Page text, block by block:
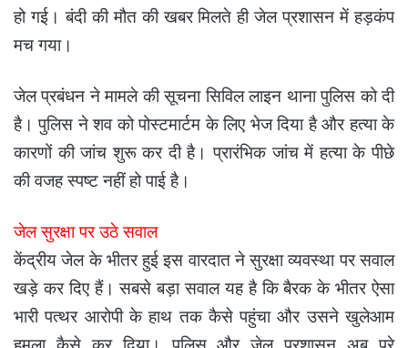
हो गई। बंदी की मौत की खबर मिलते ही जेल प्रशासन में हड़कंप
मच गया।
जेल प्रबंधन ने मामले की सूचना सिविल लाइन थाना पुलिस को दी
है। पुलिस ने शव को पोस्टमार्टम के लिए भेज दिया है और हत्या के
कारणों की जांच शुरू कर दी है। प्रारंभिक जांच में हत्या के पीछे
की वजह स्पष्ट नहीं हो पाई है।
जेल सुरक्षा पर उठे सवाल
केंद्रीय जेल के भीतर हुई इस वारदात ने सुरक्षा व्यवस्था पर सवाल
खड़े कर दिए हैं। सबसे बड़ा सवाल यह है कि बैरक के भीतर ऐसा
भारी पत्थर आरोपी के हाथ तक कैसे पहुंचा और उसने खुलेआम